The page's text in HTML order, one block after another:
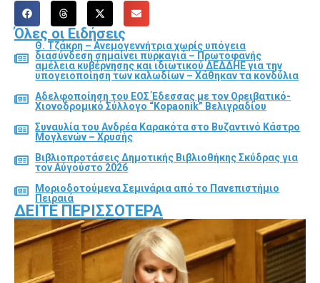
Όλες οι Ειδήσεις
Θ. Τζάκρη – Ανεμογεννήτρια χωρίς υπόγεια
διασύνδεση σημαίνει πυρκαγιά – Πρωτοφανής
αμέλεια κυβέρνησης και ιδιωτικού ΔΕΔΔΗΕ για την
υπογειοποίηση των καλωδίων – Χάθηκαν τα κονδύλια
Αδελφοποίηση του ΕΟΣ Έδεσσας με τον Ορειβατικό-
Χιονοδρομικό Σύλλογο “Kopaonik” Βελιγραδίου
Συναυλία του Ανδρέα Καρακότα στο Βυζαντινό Κάστρο
Μογλενών – Χρυσής
Βιβλιοπροτάσεις Δημοτικής Βιβλιοθήκης Σκύδρας για
τον Αύγούστο 2026
Μοριοδοτούμενα Σεμινάρια από το Πανεπιστήμιο
Πειραιά
ΔΕΊΤΕ ΠΕΡΙΣΣΌΤΕΡΑ